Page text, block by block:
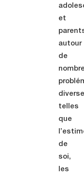
et
autour
de
telles
que
de
soi,
les